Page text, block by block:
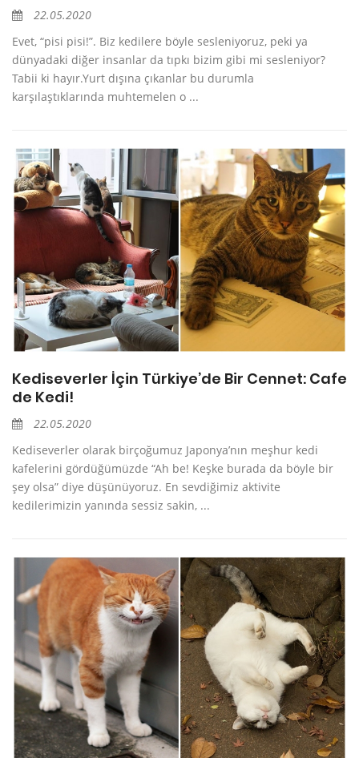
22.05.2020
Evet, “pisi pisi!”. Biz kedilere böyle sesleniyoruz, peki ya
dünyadaki diğer insanlar da tıpkı bizim gibi mi sesleniyor?
Tabii ki hayır.Yurt dışına çıkanlar bu durumla
karşılaştıklarında muhtemelen o ...
Kediseverler İçin Türkiye’de Bir Cennet: Cafe
de Kedi!
22.05.2020
Kediseverler olarak birçoğumuz Japonya’nın meşhur kedi
kafelerini gördüğümüzde “Ah be! Keşke burada da böyle bir
şey olsa” diye düşünüyoruz. En sevdiğimiz aktivite
kedilerimizin yanında sessiz sakin, ...